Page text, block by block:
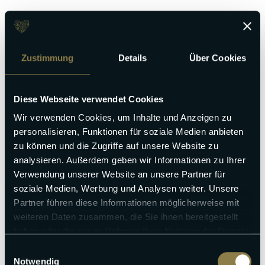
Zustimmung Details Über Cookies
Diese Webseite verwendet Cookies
Wir verwenden Cookies, um Inhalte und Anzeigen zu
personalisieren, Funktionen für soziale Medien anbieten
zu können und die Zugriffe auf unsere Website zu
analysieren. Außerdem geben wir Informationen zu Ihrer
Verwendung unserer Website an unsere Partner für
soziale Medien, Werbung und Analysen weiter. Unsere
Partner führen diese Informationen möglicherweise mit
weiteren Daten zusammen, die Sie ihnen bereitgestellt
Notwendig